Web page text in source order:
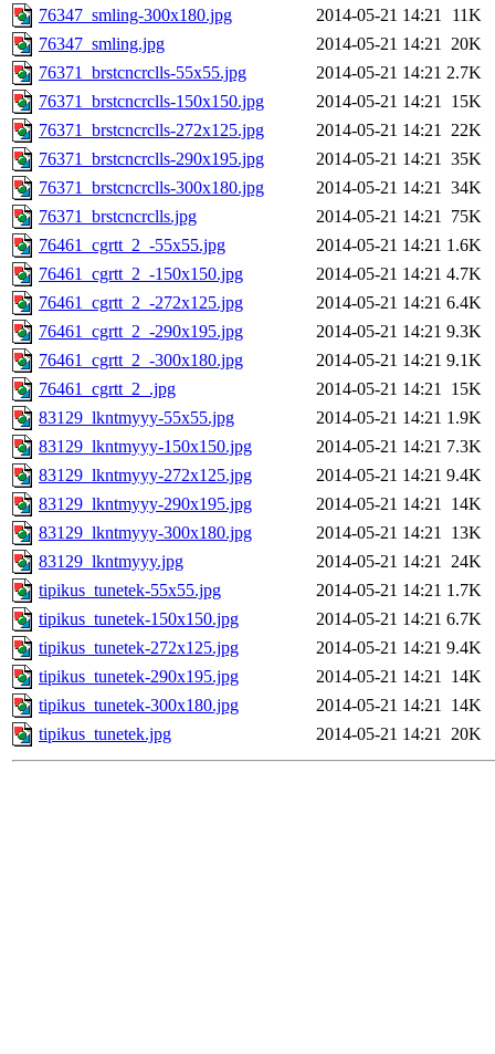
76347_smling-300x180.jpg
2014-05-21 14:21
11K
76347_smling.jpg
2014-05-21 14:21 20K
76371_brstcncrclls-55x55.jpg
2014-05-21 14:21 2.7K
76371_brstcncrclls-150x150.jpg
2014-05-21 14:21 15K
76371_brstcncrclls-272x125.jpg
2014-05-21 14:21 22K
76371_brstcncrclls-290x195.jpg
2014-05-21 14:21 35K
76371_brstcncrclls-300x180.jpg
2014-05-21 14:21 34K
76371_brstcncrclls.jpg
2014-05-21 14:21 75K
76461_cgrtt_2_-55x55.jpg
2014-05-21 14:21 1.6K
76461_cgrtt_2_-150x150.jpg
2014-05-21 14:21 4.7K
76461_cgrtt_2_-272x125.jpg
2014-05-21 14:21 6.4K
76461_cgrtt_2_-290x195.jpg
2014-05-21 14:21 9.3K
76461_cgrtt_2_-300x180.jpg
2014-05-21 14:21 9.1K
76461_cgrtt_2_.jpg
2014-05-21 14:21 15K
83129_lkntmyyy-55x55.jpg
2014-05-21 14:21 1.9K
83129_lkntmyyy-150x150.jpg
2014-05-21 14:21 7.3K
83129_lkntmyyy-272x125.jpg
2014-05-21 14:21 9.4K
83129_lkntmyyy-290x195.jpg
2014-05-21 14:21 14K
83129_lkntmyyy-300x180.jpg
2014-05-21 14:21 13K
83129_lkntmyyy.jpg
2014-05-21 14:21 24K
tipikus_tunetek-55x55.jpg
2014-05-21 14:21 1.7K
tipikus_tunetek-150x150.jpg
2014-05-21 14:21 6.7K
tipikus_tunetek-272x125.jpg
2014-05-21 14:21 9.4K
tipikus_tunetek-290x195.jpg
2014-05-21 14:21 14K
tipikus_tunetek-300x180.jpg
2014-05-21 14:21 14K
tipikus_tunetek.jpg
2014-05-21 14:21 20K